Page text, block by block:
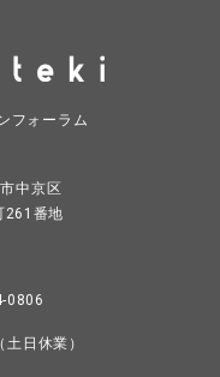
フォーラム
中京区
261番地
0806
日休業）